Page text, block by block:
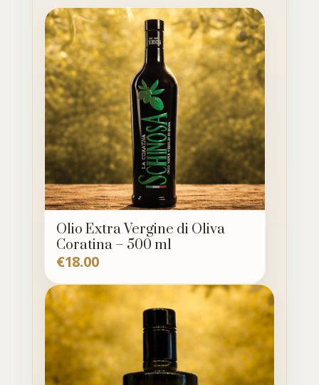
Olio Extra Vergine di Oliva
Coratina – 500 ml
€18.00